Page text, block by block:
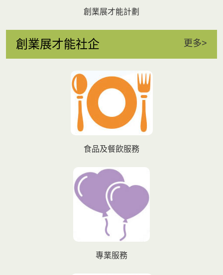
創業展才能計劃
創業展才能社企 更多>
食品及餐飲服務
專業服務